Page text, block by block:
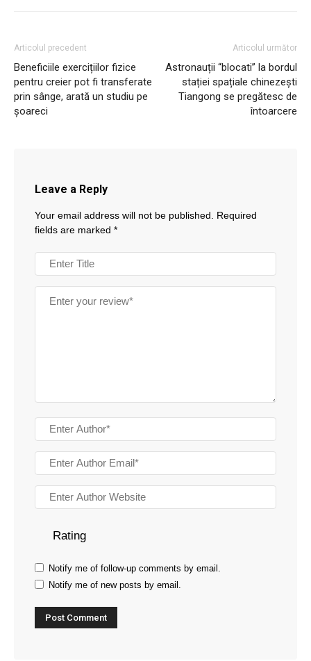
Articolul precedent
Beneficiile exercițiilor fizice
pentru creier pot fi transferate
prin sânge, arată un studiu pe
șoareci
Articolul următor
Astronauții “blocati” la bordul
stației spațiale chinezești
Tiangong se pregătesc de
întoarcere
Leave a Reply
Your email address will not be published.
Required
fields are marked *
Rating
Notify me of follow-up comments by email.
Notify me of new posts by email.